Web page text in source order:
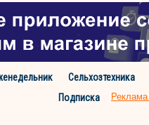
Сельхозтехника
Подписка